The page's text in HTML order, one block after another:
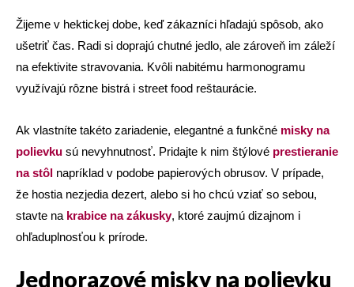
Žijeme v hektickej dobe, keď zákazníci hľadajú spôsob, ako
ušetriť čas. Radi si doprajú chutné jedlo, ale zároveň im záleží
na efektivite stravovania. Kvôli nabitému harmonogramu
využívajú rôzne bistrá i street food reštaurácie.
Ak vlastníte takéto zariadenie, elegantné a funkčné misky na
polievku sú nevyhnutnosť. Pridajte k nim štýlové prestieranie
na stôl napríklad v podobe papierových obrusov. V prípade,
že hostia nezjedia dezert, alebo si ho chcú vziať so sebou,
stavte na krabice na zákusky, ktoré zaujmú dizajnom i
ohľaduplnosťou k prírode.
Jednorazové misky na polievku